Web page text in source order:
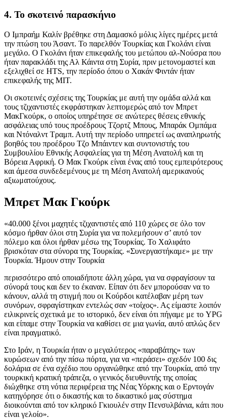
4. Το σκοτεινό παρασκήνιο
Ο Ιμπραήμ Καλίν βρέθηκε στη Δαμασκό μόλις λίγες ημέρες μετά
την πτώση του Άσαντ. Το παρελθόν Τουρκίας και Γκολάνι είναι
μεγάλο. Ο Γκολάνι ήταν επικεφαλής του μετώπου αλ-Νούσρα που
ήταν παρακλάδι της Αλ Κάιντα στη Συρία, πριν μετονομαστεί και
εξελιχθεί σε HTS, την περίοδο όπου ο Χακάν Φιντάν ήταν
επικεφαλής της ΜΙΤ.
Οι σκοτεινές σχέσεις της Τουρκίας με αυτή την ομάδα αλλά και
τους τζιχαντιστές εκφράστηκαν λεπτομερώς από τον Μπρετ
ΜακΓκούρκ, ο οποίος υπηρέτησε σε ανώτερες θέσεις εθνικής
ασφάλειας υπό τους προέδρους Τζορτζ Μπους, Μπαράκ Ομπάμα
και Ντόναλντ Τραμπ. Αυτή την περίοδο υπηρετεί ως αναπληρωτής
βοηθός του προέδρου Τζο Μπάιντεν και συντονιστής του
Συμβουλίου Εθνικής Ασφαλείας για τη Μέση Ανατολή και τη
Βόρεια Αφρική. Ο Μακ Γκούρκ είναι ένας από τους εμπειρότερους
και άμεσα συνδεδεμένους με τη Μέση Ανατολή αμερικανούς
αξιωματούχους.
Μπρετ Μακ Γκούρκ
«40.000 ξένοι μαχητές τζιχαντιστές από 110 χώρες σε όλο τον
κόσμο ήρθαν όλοι στη Συρία για να πολεμήσουν σ’ αυτό τον
πόλεμο και όλοι ήρθαν μέσω της Τουρκίας. Το Χαλιφάτο
βρισκόταν στα σύνορα της Τουρκίας. «Συνεργαστήκαμε» με την
Τουρκία. Ήμουν στην Τουρκία
περισσότερο από οποιαδήποτε άλλη χώρα, για να σφραγίσουν τα
σύνορά τους και δεν το έκαναν. Είπαν ότι δεν μπορούσαν να το
κάνουν, αλλά τη στιγμή που οι Κούρδοι κατέλαβαν μέρη των
συνόρων, σφραγίστηκαν εντελώς σαν «τοίχος». Ας είμαστε λοιπόν
ειλικρινείς σχετικά με το ιστορικό, δεν είναι ότι πήγαμε με το YPG
και είπαμε στην Τουρκία να καθίσει σε μια γωνία, αυτό απλώς δεν
είναι πραγματικό.
Στο Ιράν, η Τουρκία ήταν ο μεγαλύτερος «παραβάτης» των
κυρώσεων από την πίσω πόρτα, για να «περάσει» σχεδόν 100 δις
δολάρια σε ένα σχέδιο που οργανώθηκε από την Τουρκία, από την
τουρκική κρατική τράπεζα, ο γενικός διευθυντής της οποίας
διώχθηκε στη νότια περιφέρεια της Νέας Υόρκης και ο Ερντογάν
κατηγόρησε ότι ο δικαστής και το δικαστικό μας σύστημα
διοικούνται από τον κληρικό Γκιουλέν στην Πενσυλβάνια, κάτι που
είναι γελοίο».